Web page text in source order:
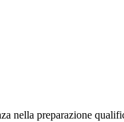
nella preparazione